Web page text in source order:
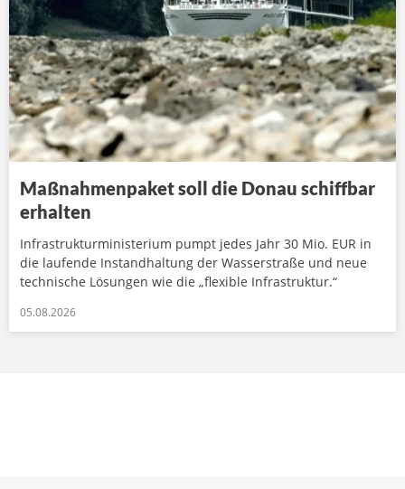
Maßnahmenpaket soll die Donau schiffbar
erhalten
Infrastrukturministerium pumpt jedes Jahr 30 Mio. EUR in
die laufende Instandhaltung der Wasserstraße und neue
technische Lösungen wie die „flexible Infrastruktur.“
05.08.2026